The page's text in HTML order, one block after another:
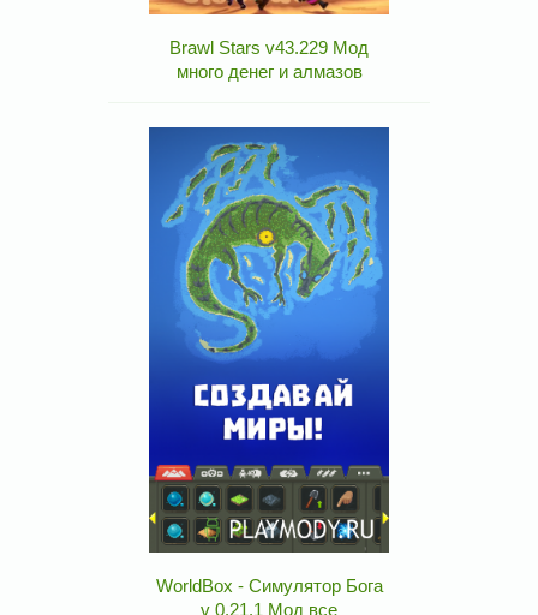
Brawl Stars v43.229 Мод
много денег и алмазов
WorldBox - Симулятор Бога
v 0.21.1 Мод все